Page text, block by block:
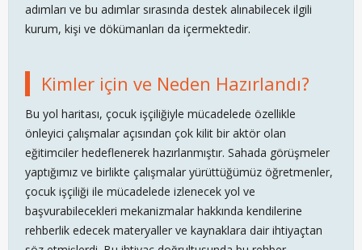
adımları ve bu adımlar sırasında destek alınabilecek ilgili
kurum, kişi ve dökümanları da içermektedir.
Kimler için ve Neden Hazırlandı?
Bu yol haritası, çocuk işçiliğiyle mücadelede özellikle
önleyici çalışmalar açısından çok kilit bir aktör olan
eğitimciler hedeflenerek hazırlanmıştır. Sahada görüşmeler
yaptığımız ve birlikte çalışmalar yürüttüğümüz öğretmenler,
çocuk işçiliği ile mücadelede izlenecek yol ve
başvurabilecekleri mekanizmalar hakkında kendilerine
rehberlik edecek materyaller ve kaynaklara dair ihtiyaçtan